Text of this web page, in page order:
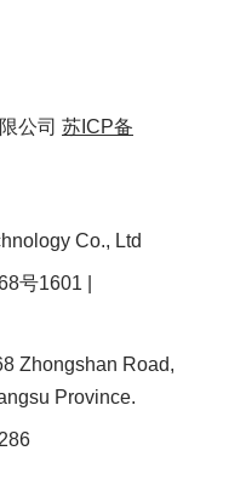
公司 苏ICP备
Co., Ltd
号1601 |
Zhongshan Road,
Province.